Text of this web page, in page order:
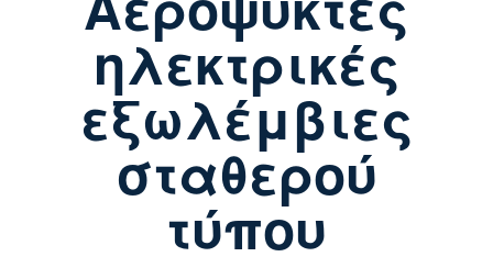
ηλεκτρικές
εξωλέμβιες
σταθερού
τύπου